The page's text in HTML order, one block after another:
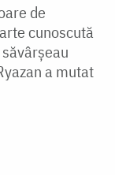
de
cunoscută
a mutat